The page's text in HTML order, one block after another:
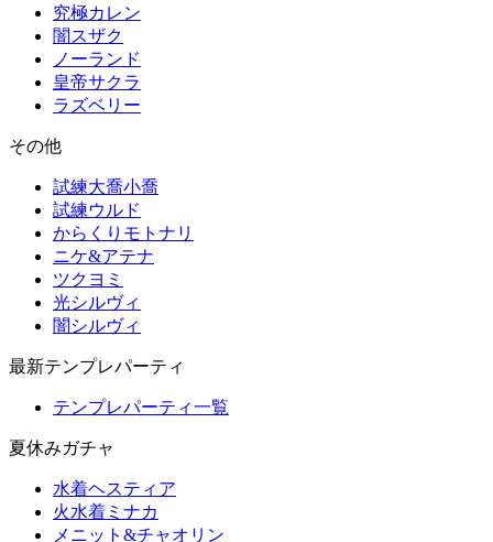
究極カレン
闇スザク
ノーランド
皇帝サクラ
ラズベリー
その他
試練大喬小喬
試練ウルド
からくりモトナリ
ニケ&アテナ
ツクヨミ
光シルヴィ
闇シルヴィ
最新テンプレパーティ
テンプレパーティ一覧
夏休みガチャ
水着ヘスティア
火水着ミナカ
メニット&チャオリン